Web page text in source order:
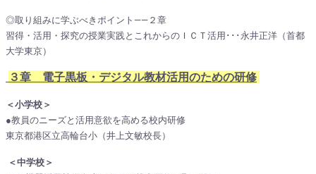
◎取り組みに学ぶべきポイント――２章
習得・活用・探究の授業実践とこれからのＩＣＴ活用･･･永井正洋（首都
大学東京）
３章 電子黒板・デジタル教材活用のための研修
＜小学校＞
●教員のニーズと活用意欲を高める校内研修
東京都港区立高輪台小（井上文敏校長）
＜中学校＞